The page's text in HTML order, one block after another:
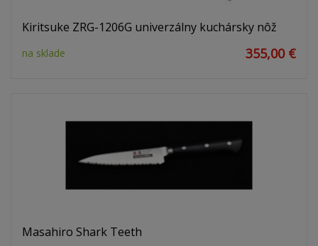
Kiritsuke ZRG-1206G univerzálny kuchársky nôž
na sklade 355,00 €
Masahiro Shark Teeth